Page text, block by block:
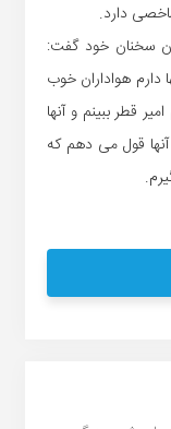
دارد.
سخنان خود گفت:
دارم هواداران خوب
قطر ببینم و آنها
قول می دهم که